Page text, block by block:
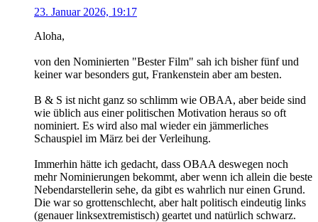
23. Januar 2026, 19:17
Aloha,
von den Nominierten "Bester Film" sah ich bisher fünf und
keiner war besonders gut, Frankenstein aber am besten.
B & S ist nicht ganz so schlimm wie OBAA, aber beide sind
wie üblich aus einer politischen Motivation heraus so oft
nominiert. Es wird also mal wieder ein jämmerliches
Schauspiel im März bei der Verleihung.
Immerhin hätte ich gedacht, dass OBAA deswegen noch
mehr Nominierungen bekommt, aber wenn ich allein die beste
Nebendarstellerin sehe, da gibt es wahrlich nur einen Grund.
Die war so grottenschlecht, aber halt politisch eindeutig links
(genauer linksextremistisch) geartet und natürlich schwarz.